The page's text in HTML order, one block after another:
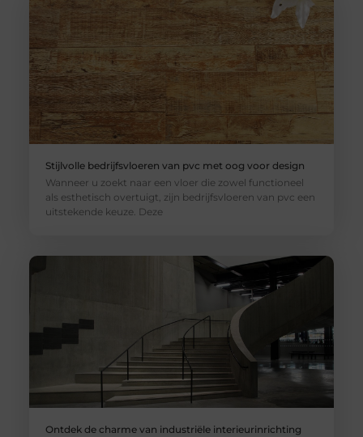
Stijlvolle bedrijfsvloeren van pvc met oog voor design
Wanneer u zoekt naar een vloer die zowel functioneel
als esthetisch overtuigt, zijn bedrijfsvloeren van pvc een
uitstekende keuze. Deze
Ontdek de charme van industriële interieurinrichting